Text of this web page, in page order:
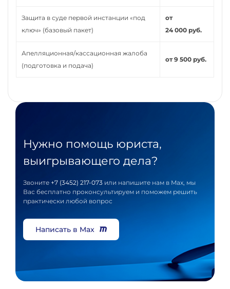
Защита в суде первой инстанции «под
ключ» (базовый пакет)
от
24 000 руб.
Апелляционная/кассационная жалоба
(подготовка и подача)
от 9 500 руб.
Нужно помощь юриста,
выигрывающего дела?
Звоните +7 (3452) 217-073 или напишите нам в Max, мы
Вас бесплатно проконсультируем и поможем решить
практически любой вопрос
Написать в Max